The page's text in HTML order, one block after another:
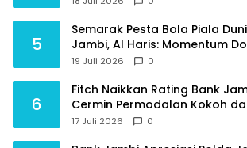
5
Semarak Pesta Bola Piala
Jambi, Al Haris: Momentum
Rakyat
19 Juli 2026 0
6
Fitch Naikkan Rating Bank
Cermin Permodalan Kokoh
Keuangan Sehat
17 Juli 2026 0